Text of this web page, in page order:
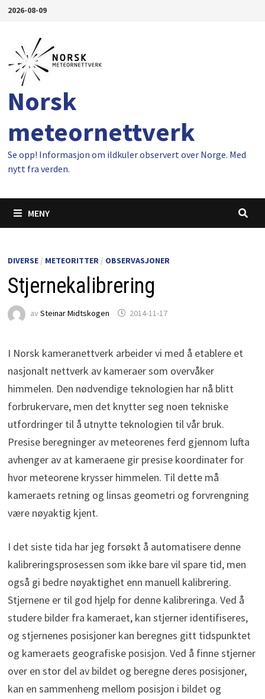
Gå2026-08-09
Norsk
meteornettverk
Se opp! Informasjon om ildkuler observert over Norge. Med
nytt fra verden.
MENY
DIVERSE/ METEORITTER/ OBSERVASJONER
Stjernekalibrering
av Steinar Midtskogen 2014-11-17
I Norsk kameranettverk arbeider vi med å etablere et
nasjonalt nettverk av kameraer som overvåker
himmelen. Den nødvendige teknologien har nå blitt
forbrukervare, men det knytter seg noen tekniske
utfordringer til å utnytte teknologien til vår bruk.
Presise beregninger av meteorenes ferd gjennom lufta
avhenger av at kameraene gir presise koordinater for
hvor meteorene krysser himmelen. Til dette må
kameraets retning og linsas geometri og forvrengning
være nøyaktig kjent.
I det siste tida har jeg forsøkt å automatisere denne
kalibreringsprosessen som ikke bare vil spare tid, men
også gi bedre nøyaktighet enn manuell kalibrering.
Stjernene er til god hjelp for denne kalibreringa. Ved å
studere bilder fra kameraet, kan stjerner identifiseres,
og stjernenes posisjoner kan beregnes gitt tidspunktet
og kameraets geografiske posisjon. Ved å finne stjerner
over en stor del av bildet og beregne deres posisjoner,
kan en sammenheng mellom posisjon i bildet og